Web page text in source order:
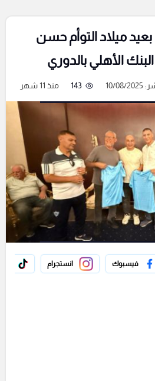
ميلاد التوأم حسن
الأهلي بالدوري
2025
143 منذ 11 شهر
فيسبوك انستجرام